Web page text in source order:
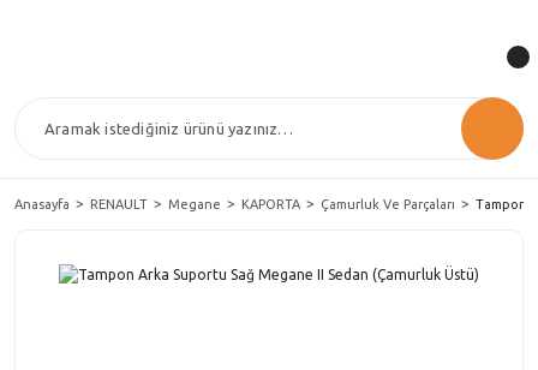
Anasayfa RENAULT Megane KAPORTA Çamurluk Ve Parçaları Tampon